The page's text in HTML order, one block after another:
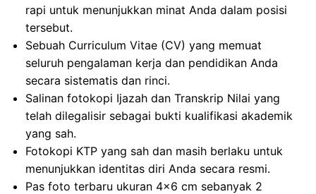
rapi untuk menunjukkan minat Anda dalam posisi
tersebut.
Sebuah Curriculum Vitae (CV) yang memuat
seluruh pengalaman kerja dan pendidikan Anda
secara sistematis dan rinci.
Salinan fotokopi Ijazah dan Transkrip Nilai yang
telah dilegalisir sebagai bukti kualifikasi akademik
yang sah.
Fotokopi KTP yang sah dan masih berlaku untuk
menunjukkan identitas diri Anda secara resmi.
Pas foto terbaru ukuran 4×6 cm sebanyak 2